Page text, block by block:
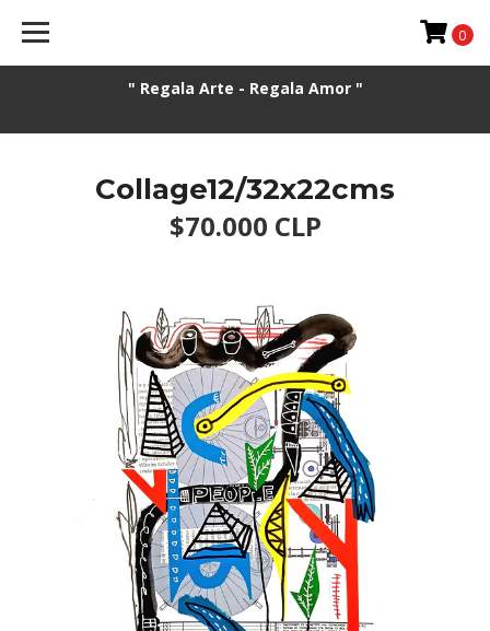
" Regala Arte - Regala Amor "
0
Collage12/32x22cms
$70.000 CLP